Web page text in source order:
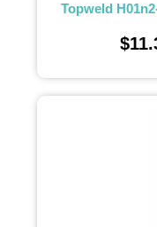
Topweld
$